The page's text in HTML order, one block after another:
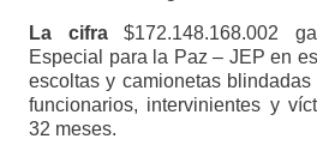
La cifra$172.148.168.002
Especial para la Paz – JEP en
escoltas y camionetas
funcionarios, intervinientes y
32 meses.